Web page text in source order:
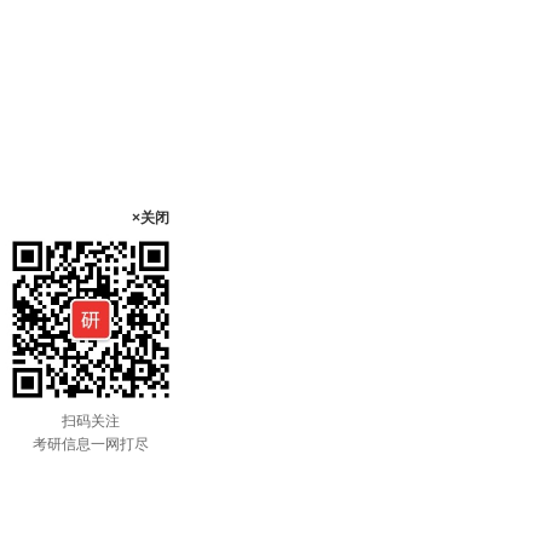
×关闭
扫码关注
考研信息一网打尽